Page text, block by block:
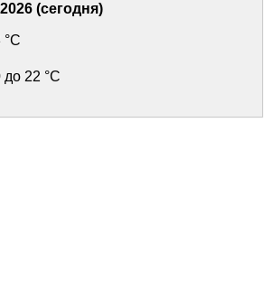
(сегодня)
°C
до 22 °C